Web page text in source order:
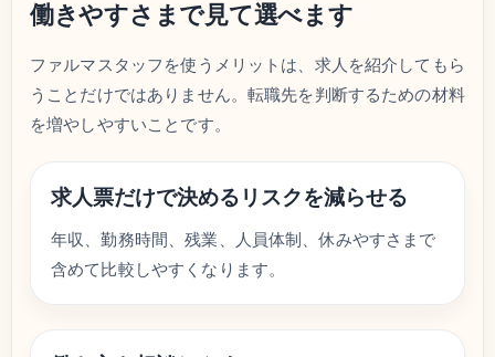
働きやすさまで見て選べます
ファルマスタッフを使うメリットは、求人を紹介してもら
うことだけではありません。転職先を判断するための材料
を増やしやすいことです。
求人票だけで決めるリスクを減らせる
年収、勤務時間、残業、人員体制、休みやすさまで
含めて比較しやすくなります。